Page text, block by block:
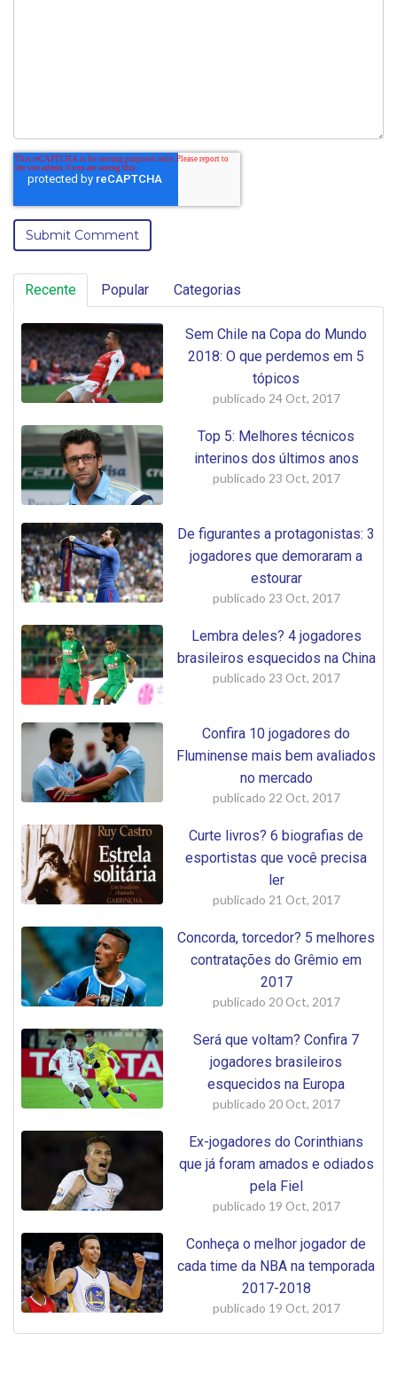
Recente Popular Categorias
Sem Chile na Copa do Mundo
2018: O que perdemos em 5
tópicos
publicado 24 Oct, 2017
Top 5: Melhores técnicos
interinos dos últimos anos
publicado 23 Oct, 2017
De figurantes a protagonistas: 3
jogadores que demoraram a
estourar
publicado 23 Oct, 2017
Lembra deles? 4 jogadores
brasileiros esquecidos na China
publicado 23 Oct, 2017
Confira 10 jogadores do
Fluminense mais bem avaliados
no mercado
publicado 22 Oct, 2017
Curte livros? 6 biografias de
esportistas que você precisa
ler
publicado 21 Oct, 2017
Concorda, torcedor? 5 melhores
contratações do Grêmio em
2017
publicado 20 Oct, 2017
Será que voltam? Confira 7
jogadores brasileiros
esquecidos na Europa
publicado 20 Oct, 2017
Ex-jogadores do Corinthians
que já foram amados e odiados
pela Fiel
publicado 19 Oct, 2017
Conheça o melhor jogador de
cada time da NBA na temporada
2017-2018
publicado 19 Oct, 2017